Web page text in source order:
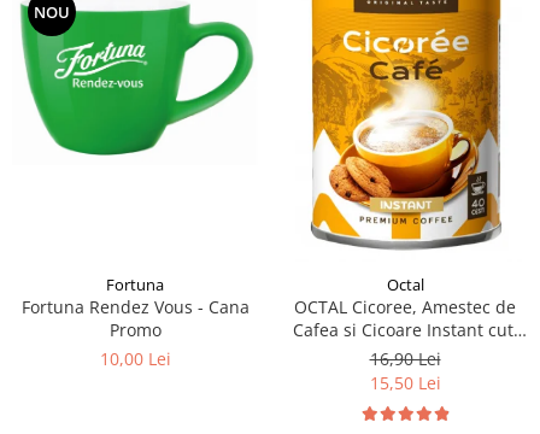
NOU
Fortuna
Fortuna Rendez Vous - Cana
Promo
10,00 Lei
Octal
OCTAL Cicoree, Amestec de
Cafea si Cicoare Instant cut.
100g
16,90 Lei
15,50 Lei